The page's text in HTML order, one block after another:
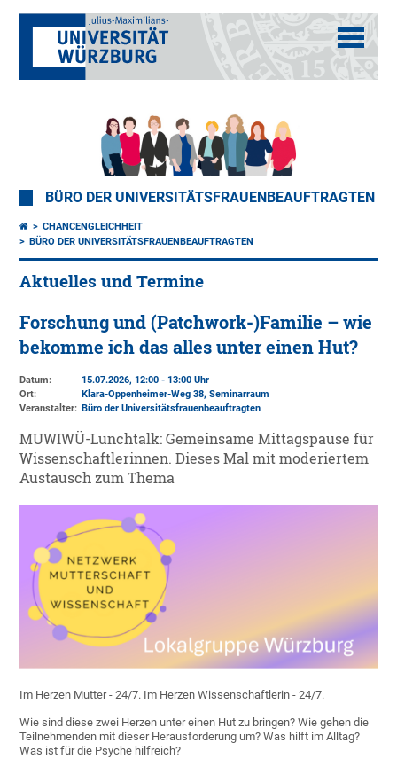
BÜRO DER UNIVERSITÄTSFRAUENBEAUFTRAGTEN
CHANCENGLEICHHEIT
BÜRO DER UNIVERSITÄTSFRAUENBEAUFTRAGTEN
Aktuelles und Termine
Forschung und (Patchwork-)Familie – wie
bekomme ich das alles unter einen Hut?
Datum:
15.07.2026, 12:00 - 13:00 Uhr
Ort:
Klara-Oppenheimer-Weg 38, Seminarraum
Veranstalter: Büro der Universitätsfrauenbeauftragten
MUWIWÜ-Lunchtalk: Gemeinsame Mittagspause für
Wissenschaftlerinnen. Dieses Mal mit moderiertem
Austausch zum Thema
Im Herzen Mutter - 24/7. Im Herzen Wissenschaftlerin - 24/7.
Wie sind diese zwei Herzen unter einen Hut zu bringen? Wie gehen die
Teilnehmenden mit dieser Herausforderung um? Was hilft im Alltag?
Was ist für die Psyche hilfreich?